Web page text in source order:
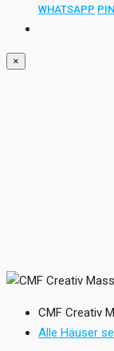
WHATSAPP
×
CMF Creativ
Alle Häuser